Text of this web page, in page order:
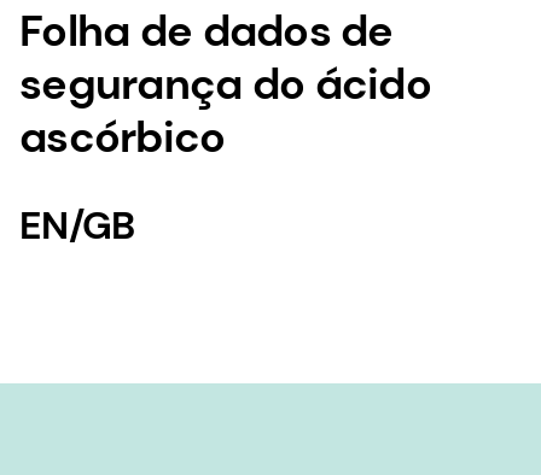
Folha de dados de
segurança do ácido
ascórbico
EN/GB